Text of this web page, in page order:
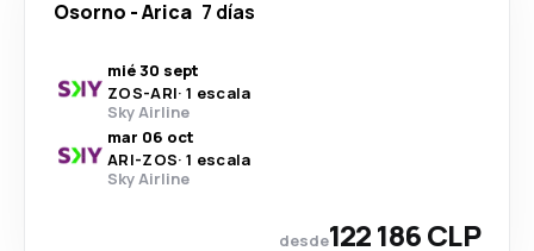
Osorno -Arica 7 días
mié 30 sept
ZOS-ARI· 1 escala
Sky Airline
mar 06 oct
ARI-ZOS· 1 escala
Sky Airline
desde122 186 CLP